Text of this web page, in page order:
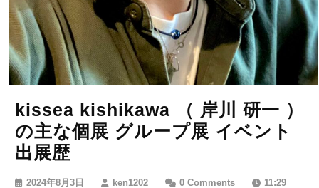
日
ま
で
絶
賛
開
kissea kishikawa （ 岸川 研一 ）
の主な個展 グループ展 イベント
出展歴kissea
kishikawa
2024年8月3日 2024
ken1202ken12020 Comments
11:29